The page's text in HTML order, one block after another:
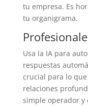
tu empresa. Es
tu organigrama.
Usa la IA para
respuestas
crucial para lo
relaciones
simple operador y